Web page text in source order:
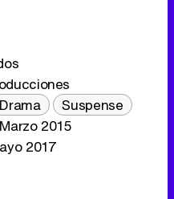
Drama
Suspense
2015
2017